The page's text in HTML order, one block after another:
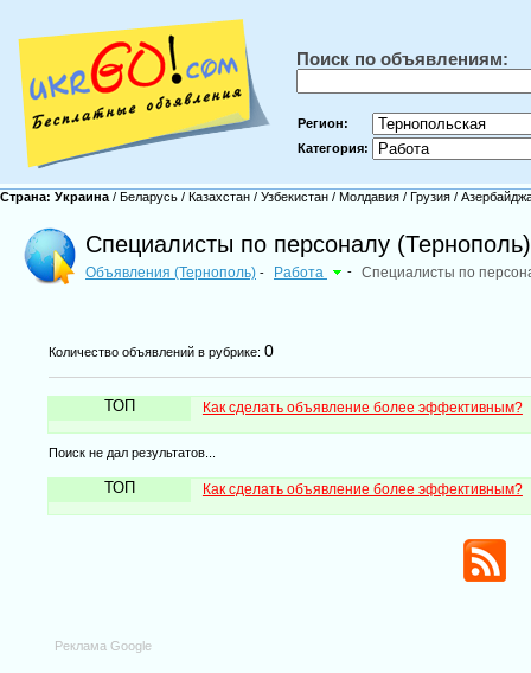
Поиск по объявлениям:
Регион:
Категория:
Страна: Украина / Беларусь / Казахстан / Узбекистан / Молдавия / Грузия /
Специалисты по персоналу (Тернополь)
Объявления (Тернополь) - Работа - Специалисты по
Количество объявлений в рубрике: 0
ТОП Как сделать объявление более эффективным?
Поиск не дал результатов...
ТОП Как сделать объявление более эффективным?
Реклама Google